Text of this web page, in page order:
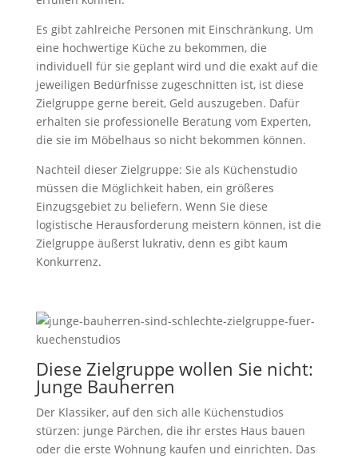
Es gibt zahlreiche Personen mit Einschränkung. Um
eine hochwertige Küche zu bekommen, die
individuell für sie geplant wird und die exakt auf die
jeweiligen Bedürfnisse zugeschnitten ist, ist diese
Zielgruppe gerne bereit, Geld auszugeben. Dafür
erhalten sie professionelle Beratung vom Experten,
die sie im Möbelhaus so nicht bekommen können.
Nachteil dieser Zielgruppe: Sie als Küchenstudio
müssen die Möglichkeit haben, ein größeres
Einzugsgebiet zu beliefern. Wenn Sie diese
logistische Herausforderung meistern können, ist die
Zielgruppe äußerst lukrativ, denn es gibt kaum
Konkurrenz.
Diese Zielgruppe wollen Sie nicht:
Junge Bauherren
Der Klassiker, auf den sich alle Küchenstudios
stürzen: junge Pärchen, die ihr erstes Haus bauen
oder die erste Wohnung kaufen und einrichten. Das